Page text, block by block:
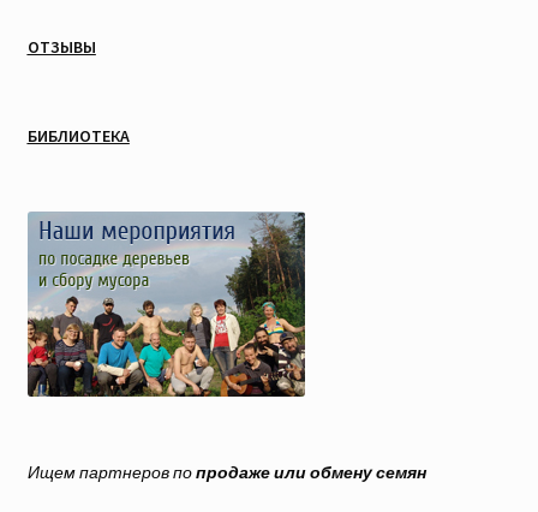
ОТЗЫВЫ
БИБЛИОТЕКА
Ищем партнеров попродаже или обмену семян